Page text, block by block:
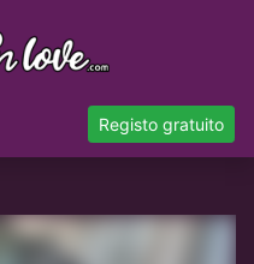
Registo gratuito